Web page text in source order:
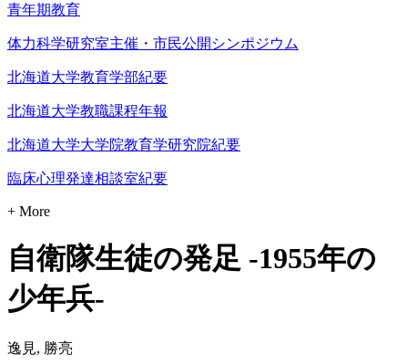
青年期教育
体力科学研究室主催・市民公開シンポジウム
北海道大学教育学部紀要
北海道大学教職課程年報
北海道大学大学院教育学研究院紀要
臨床心理発達相談室紀要
+ More
自衛隊生徒の発足 -1955年の
少年兵-
逸見, 勝亮